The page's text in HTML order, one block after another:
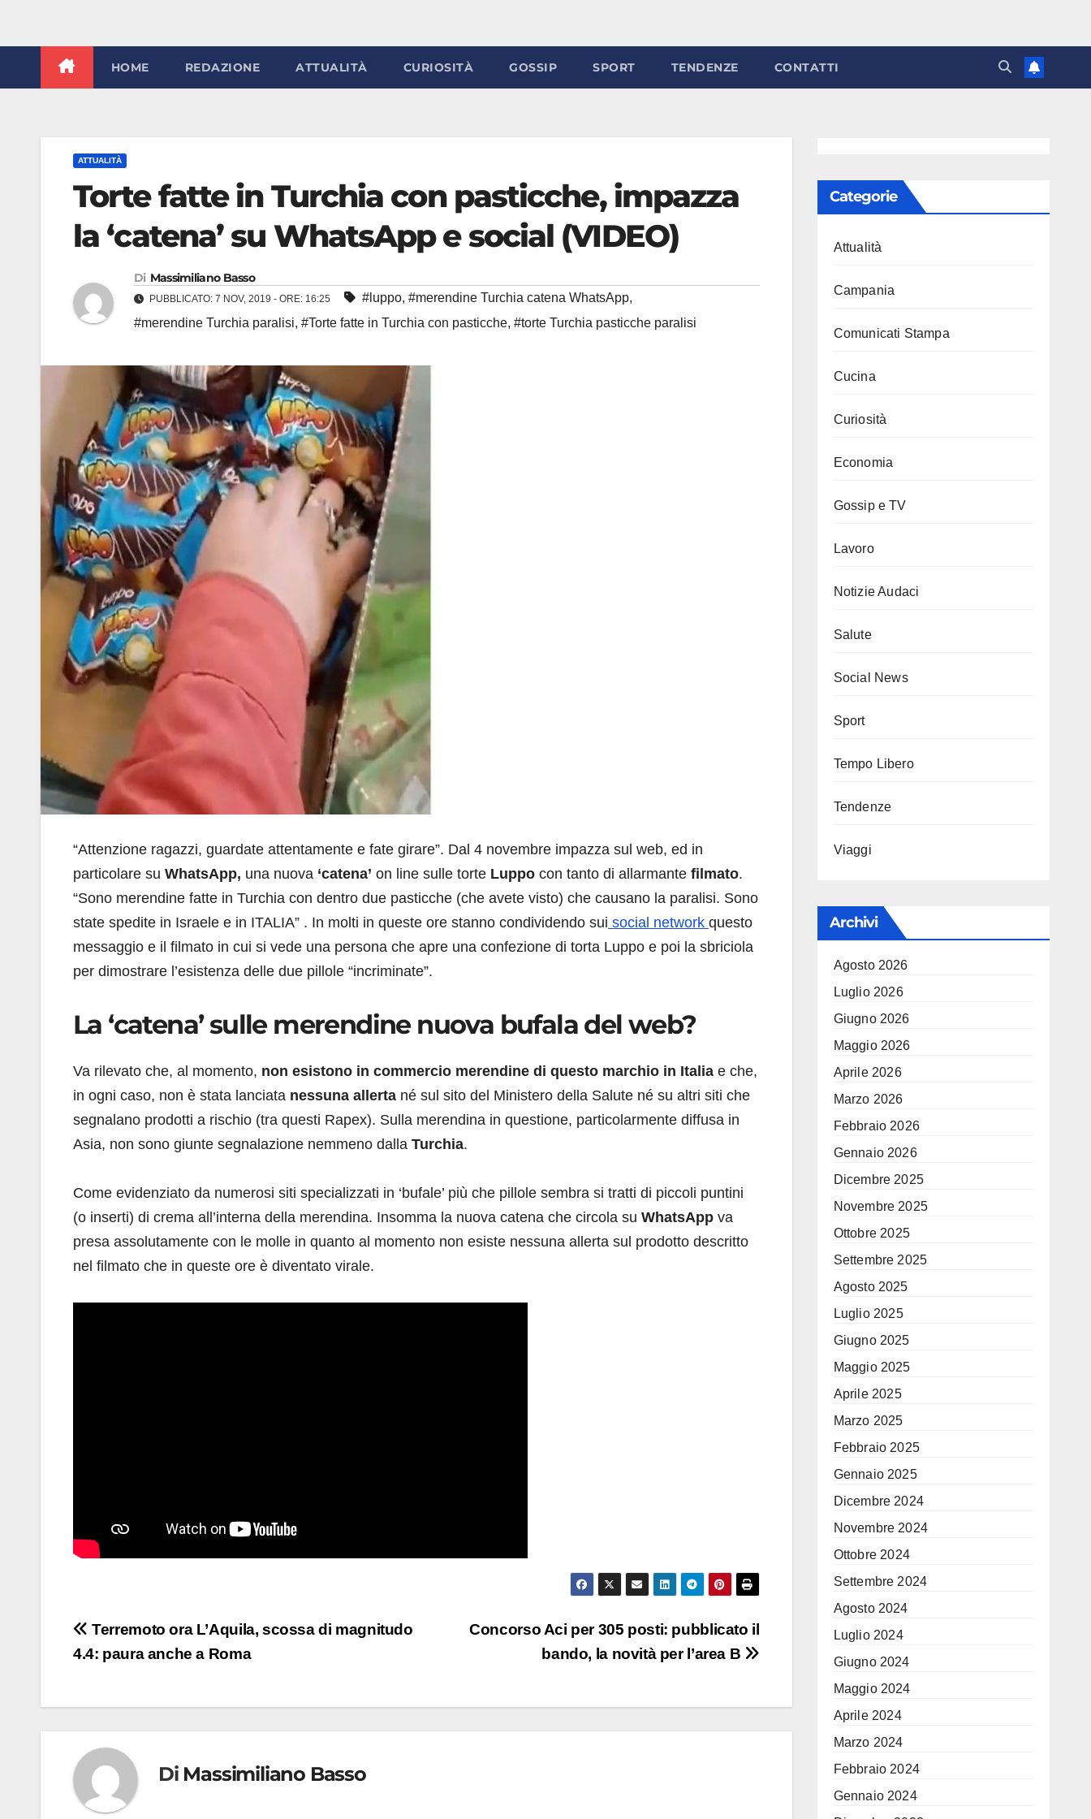
HOME REDAZIONE ATTUALITÀ CURIOSITÀ GOSSIP SPORT TENDENZE CONTATTI
ATTUALITÀ
Torte fatte in Turchia con pasticche, impazza
la ‘catena’ su WhatsApp e social (VIDEO)
Di Massimiliano Basso
PUBBLICATO: 7 NOV, 2019 - ORE: 16:25 #luppo, #merendine Turchia catena WhatsApp,
#merendine Turchia paralisi, #Torte fatte in Turchia con pasticche, #torte Turchia pasticche paralisi
“Attenzione ragazzi, guardate attentamente e fate girare”. Dal 4 novembre impazza sul web, ed in
particolare su WhatsApp, una nuova ‘catena’ on line sulle torte Luppo con tanto di allarmante filmato.
“Sono merendine fatte in Turchia con dentro due pasticche (che avete visto) che causano la paralisi. Sono
state spedite in Israele e in ITALIA” . In molti in queste ore stanno condividendo sui social network questo
messaggio e il filmato in cui si vede una persona che apre una confezione di torta Luppo e poi la sbriciola
per dimostrare l’esistenza delle due pillole “incriminate”.
La ‘catena’ sulle merendine nuova bufala del web?
Va rilevato che, al momento, non esistono in commercio merendine di questo marchio in Italia e che,
in ogni caso, non è stata lanciata nessuna allerta né sul sito del Ministero della Salute né su altri siti che
segnalano prodotti a rischio (tra questi Rapex). Sulla merendina in questione, particolarmente diffusa in
Asia, non sono giunte segnalazione nemmeno dalla Turchia.
Come evidenziato da numerosi siti specializzati in ‘bufale’ più che pillole sembra si tratti di piccoli puntini
(o inserti) di crema all’interna della merendina. Insomma la nuova catena che circola su WhatsApp va
presa assolutamente con le molle in quanto al momento non esiste nessuna allerta sul prodotto descritto
nel filmato che in queste ore è diventato virale.
Navigazione
articoli
Concorso Aci per 305 posti: pubblicato il
bando, la novità per l’area B
Terremoto ora L’Aquila, scossa di magnitudo
4.4: paura anche a Roma
Di Massimiliano Basso
Categorie
Attualità
Campania
Comunicati Stampa
Cucina
Curiosità
Economia
Gossip e TV
Lavoro
Notizie Audaci
Salute
Social News
Sport
Tempo Libero
Tendenze
Viaggi
Archivi
Agosto 2026
Luglio 2026
Giugno 2026
Maggio 2026
Aprile 2026
Marzo 2026
Febbraio 2026
Gennaio 2026
Dicembre 2025
Novembre 2025
Ottobre 2025
Settembre 2025
Agosto 2025
Luglio 2025
Giugno 2025
Maggio 2025
Aprile 2025
Marzo 2025
Febbraio 2025
Gennaio 2025
Dicembre 2024
Novembre 2024
Ottobre 2024
Settembre 2024
Agosto 2024
Luglio 2024
Giugno 2024
Maggio 2024
Aprile 2024
Marzo 2024
Febbraio 2024
Gennaio 2024